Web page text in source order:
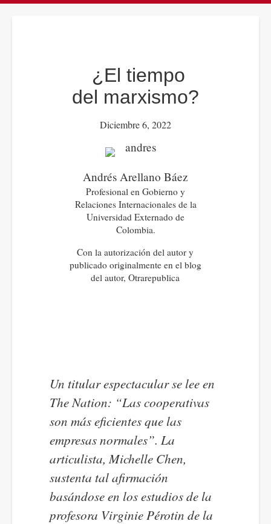
¿El tiempo
del marxismo?
Diciembre 6, 2022
Andrés Arellano Báez
Profesional en Gobierno y
Relaciones Internacionales de la
Universidad Externado de
Colombia.
Con la autorización del autor y
publicado originalmente en el blog
del autor, Otrarepublica
Un titular espectacular se lee en
The Nation: “Las cooperativas
son más eficientes que las
empresas normales”. La
articulista, Michelle Chen,
sustenta tal afirmación
basándose en los estudios de la
profesora Virginie Pérotin de la